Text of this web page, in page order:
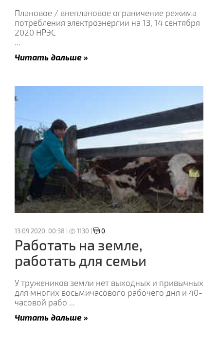
Плановое / внеплановое ограничение режима
потребления электроэнергии на 13, 14 сентября
2020 НРЭС
...
Читать дальше »
13.09.2020, 00:38 | 1130 | 0
Работать на земле,
работать для семьи
У тружеников земли нет выходных и привычных
для многих восьмичасового рабочего дня и 40-
часовой рабо ...
Читать дальше »